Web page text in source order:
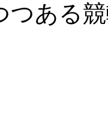
つある